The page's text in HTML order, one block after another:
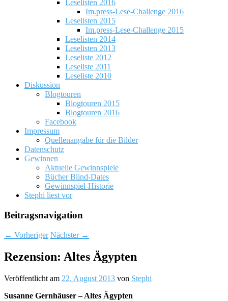
Leselisten 2016
Im.press-Lese-Challenge 2016
Leselisten 2015
Im.press-Lese-Challenge 2015
Leselisten 2014
Leselisten 2013
Leseliste 2012
Leseliste 2011
Leseliste 2010
Diskussion
Blogtouren
Blogtouren 2015
Blogtouren 2016
Facebook
Impressum
Quellenangabe für die Bilder
Datenschutz
Gewinnen
Aktuelle Gewinnspiele
Bücher Blind-Dates
Gewinnspiel-Historie
Stephi liest vor
Beitragsnavigation
← Vorheriger Nächster →
Rezension: Altes Ägypten
Veröffentlicht am 22. August 2013 von Stephi
Susanne Gernhäuser – Altes Ägypten